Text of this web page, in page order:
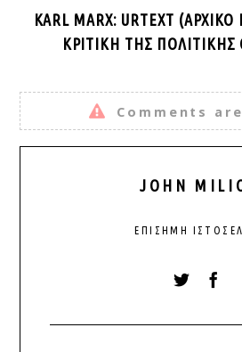
KARL MARX: URTEXT
ΚΡΙΤΙΚΉ ΤΗΣ
Comments
JOHN
ΕΠΊΣΗΜΗ